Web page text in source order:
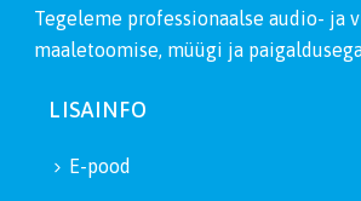
Tegeleme professionaalse audio- ja
maaletoomise, müügi ja
LISAINFO
E-pood